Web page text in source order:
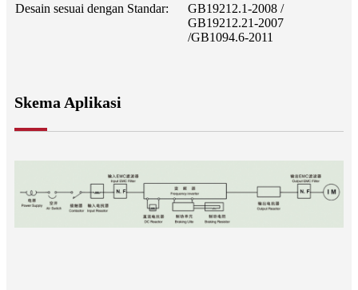
Desain sesuai dengan Standar:
GB19212.1-2008 /
GB19212.21-2007
/GB1094.6-2011
Skema Aplikasi